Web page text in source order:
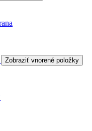
Zobraziť vnorené položky